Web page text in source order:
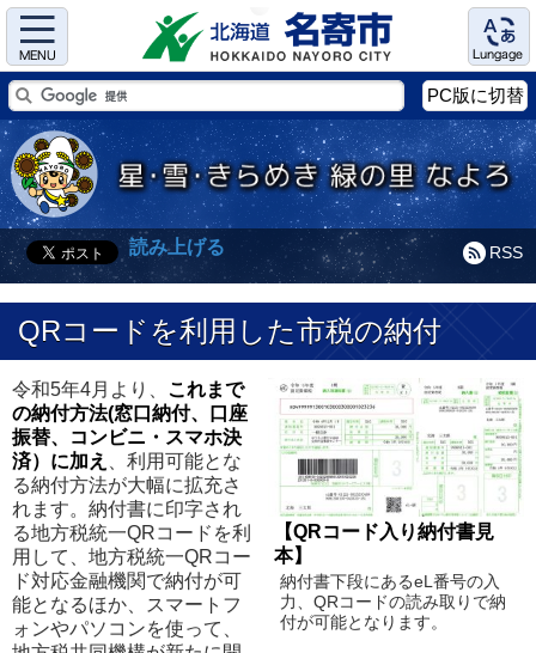
Menu Language
PC版に切替
RSS
読み上げる
QRコードを利用した市税の納付
【QRコード入り納付書見
本】
納付書下段にあるeL番号の入
力、QRコードの読み取りで納
付が可能となります。
令和5年4月より、 これまで
の納付方法(窓口納付、口座
振替、コンビニ・スマホ決
済）に加え
、利用可能とな
る納付方法が大幅に拡充さ
れます。納付書に印字され
る地方税統一QRコードを利
用して、地方税統一QRコー
ド対応金融機関で納付が可
能となるほか、スマートフ
ォンやパソコンを使って、